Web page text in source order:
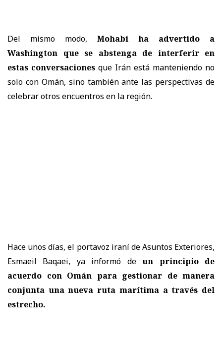
Del mismo modo, Mohabi ha advertido a
Washington que se abstenga de interferir en
estas conversaciones que Irán está manteniendo no
solo con Omán, sino también ante las perspectivas de
celebrar otros encuentros en la región.
Hace unos días, el portavoz iraní de Asuntos Exteriores,
Esmaeil Baqaei, ya informó deun principio de
acuerdo con Omán para gestionar de manera
conjunta una nueva ruta marítima a través del
estrecho.